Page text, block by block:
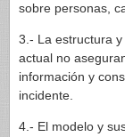
sobre personas,
3.- La estructura
actual no
información y
incidente.
4.- El modelo y